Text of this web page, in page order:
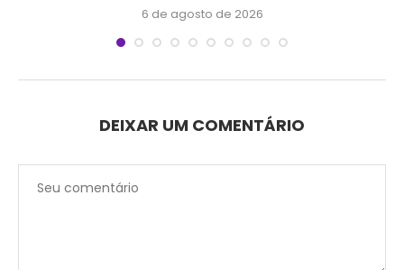
6 de agosto de 2026
DEIXAR UM COMENTÁRIO